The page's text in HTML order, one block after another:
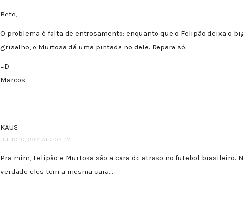
Beto,
O problema é falta de entrosamento: enquanto que o Felipão deixa o
grisalho, o Murtosa dá uma pintada no dele. Repara só.
=D
Marcos
KAUS
JULHO 10, 2014 AT 2:02 PM
Pra mim, Felipão e Murtosa são a cara do atraso no futebol brasileiro.
verdade eles tem a mesma cara…